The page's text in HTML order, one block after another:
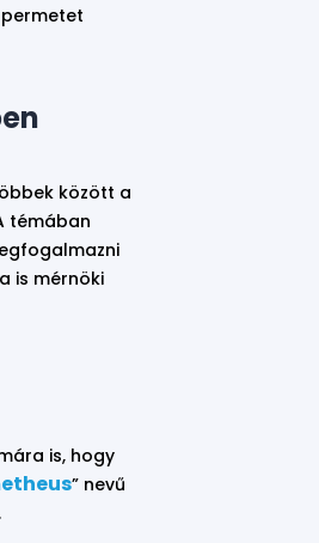
között a
témában
is mérnöki
is, hogy
” nevű